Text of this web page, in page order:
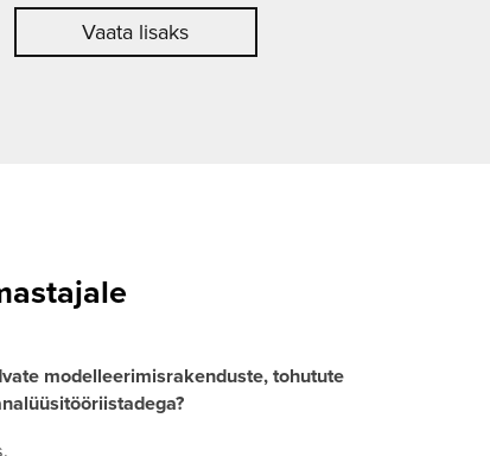
Vaata lisaks
modelleerimisrakenduste, tohutute